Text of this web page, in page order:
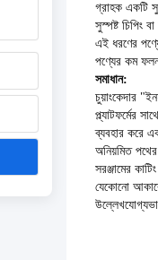
গ্রাহক একটি
সুস্পষ্ট চিপিং
এই ধরণের
পণ্যের কম ফলন
সমাধান:
চুয়াংকেদার
প্ল্যাটফর্মের
ব্যবহার করে
অনিয়মিত
সরঞ্জামের
যেকোনো